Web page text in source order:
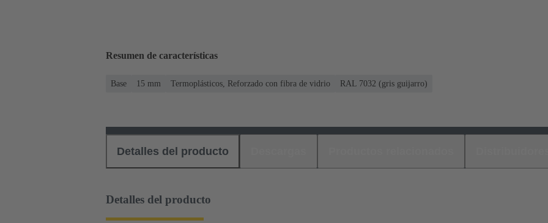
Resumen de características
Base 15 mm Termoplásticos, Reforzado con fibra de vidrio RAL 7032 (gris guijarro)
Detalles del producto
Detalles del producto